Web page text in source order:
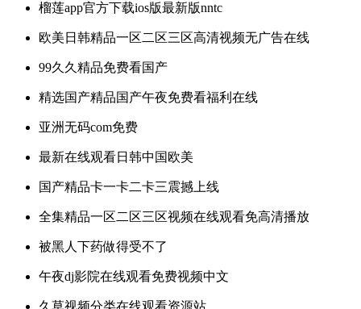
榴莲app官方下载ios版最新版nntc
欧美日韩精品一区二区三区高清视频无广告在线
99久久精品免费看国产
精选国产精品国产午夜免费看福利在线
亚洲无码com免费
最新在线观看日韩中国欧美
国产精品卡一卡二卡三震撼上线
全集精品一区二区三区视频在线观看免高清播放
被黑人下药做得受不了
午夜dj影院在线观看免费视频中文
久草视频分类在线观看资源站